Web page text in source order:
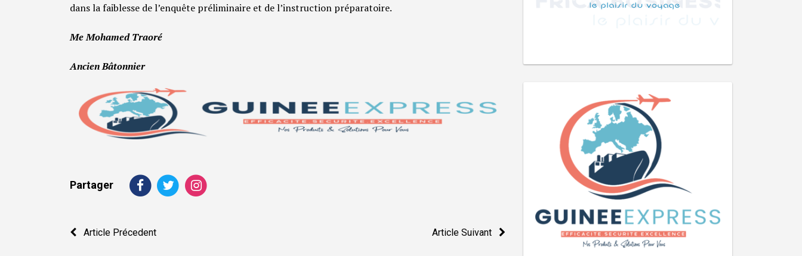
dans la faiblesse de l’enquête préliminaire et de l’instruction préparatoire.
Me Mohamed Traoré
Ancien Bâtonnier
Partager
Navigation
Article Précedent Article Suivant